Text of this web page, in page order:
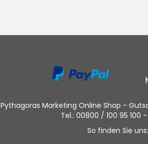
Pythagoras Marketing Online Shop -
Tel.: 00800 / 100 95 100
So finden Sie